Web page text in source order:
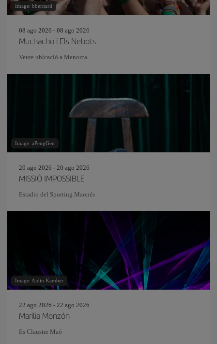
Image: bbernard
08 ago 2026 - 08 ago 2026
Muchacho i Els Nebots
Veure ubicació a Menorca
Image: aPengGen
20 ago 2026 - 20 ago 2026
MISSIÓ IMPOSSIBLE
Estadio del Sporting Maonés
Image: Ajdin Kamber
22 ago 2026 - 22 ago 2026
Marilia Monzón
Es Claustre Maó